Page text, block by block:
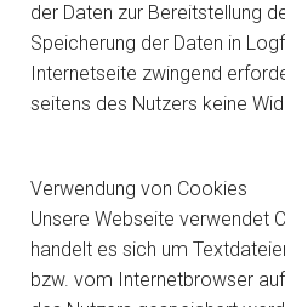
der Daten zur Bereitstellung
Speicherung der Daten in
Internetseite zwingend
seitens des Nutzers keine
Verwendung von Cookies
Unsere Webseite verwendet
handelt es sich um
bzw. vom Internetbrowser